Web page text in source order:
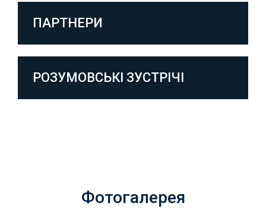
ПАРТНЕРИ
РОЗУМОВСЬКІ ЗУСТРІЧІ
Фотогалерея